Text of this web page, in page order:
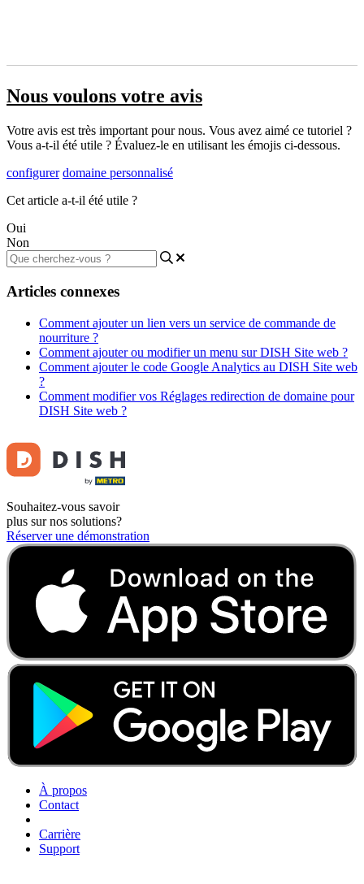
Nous voulons votre avis
Votre avis est très important pour nous. Vous avez aimé ce tutoriel ?
Vous a-t-il été utile ? Évaluez-le en utilisant les émojis ci-dessous.
configurer domaine personnalisé
Cet article a-t-il été utile ?
Oui
Non
Articles connexes
Comment ajouter un lien vers un service de commande de
nourriture ?
Comment ajouter ou modifier un menu sur DISH Site web ?
Comment ajouter le code Google Analytics au DISH Site web
?
Comment modifier vos Réglages redirection de domaine pour
DISH Site web ?
Souhaitez-vous savoir
plus sur nos solutions?
Réserver une démonstration
À propos
Contact
Carrière
Support